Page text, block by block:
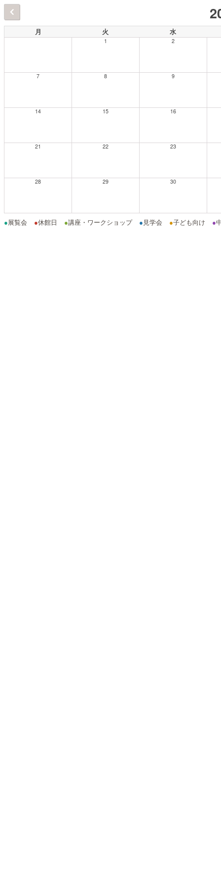
月 火 水
1 2
7 8 9
14 15 16
21 22 23
28 29 30
●展覧会 ●休館日 ●講座・ワークショップ ● 見学会 ●子ども向け ●